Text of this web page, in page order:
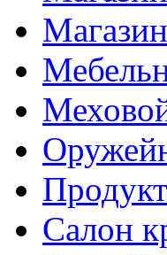
Салон